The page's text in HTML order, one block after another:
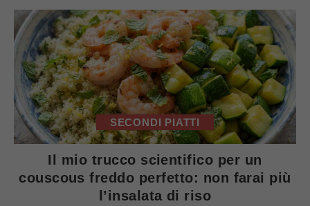
SECONDI PIATTI
Il mio trucco scientifico per un
couscous freddo perfetto: non farai più
l’insalata di riso